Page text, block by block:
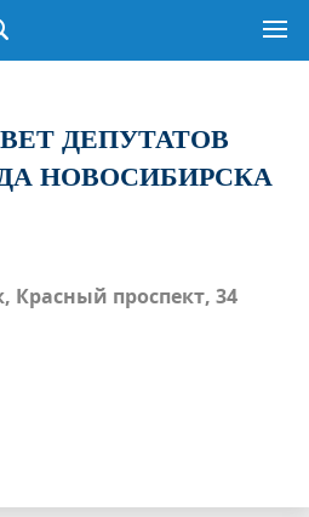
ДЕПУТАТОВ
НОВОСИБИРСКА
Красный проспект, 34